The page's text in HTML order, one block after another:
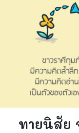
ทายนิสัย